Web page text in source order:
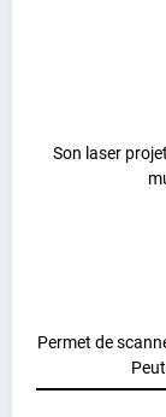
Son laser
Permet de